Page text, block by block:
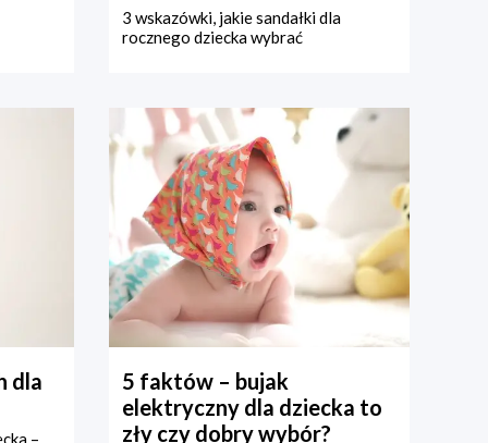
3 wskazówki, jakie sandałki dla
rocznego dziecka wybrać
dla
–
5 faktów – bujak
elektryczny dla dziecka to
zły czy dobry wybór?